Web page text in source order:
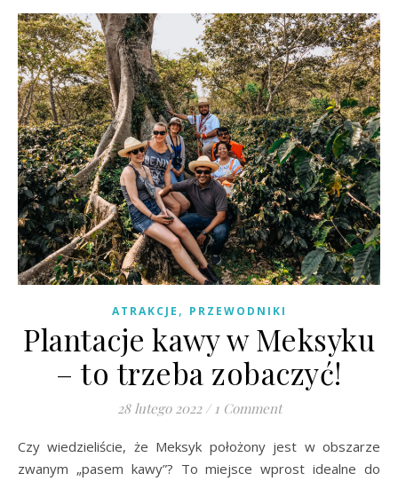
ATRAKCJE , PRZEWODNIKI
Plantacje kawy w Meksyku
– to trzeba zobaczyć!
28 lutego 2022 / 1 Comment
Czy wiedzieliście, że Meksyk położony jest w obszarze
zwanym „pasem kawy”? To miejsce wprost idealne do